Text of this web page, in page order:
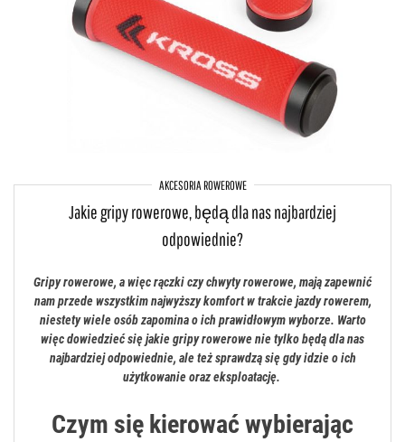
AKCESORIA ROWEROWE
Jakie gripy rowerowe, będą dla nas najbardziej
odpowiednie?
Gripy rowerowe, a więc rączki czy chwyty rowerowe, mają zapewnić
nam przede wszystkim najwyższy komfort w trakcie jazdy rowerem,
niestety wiele osób zapomina o ich prawidłowym wyborze. Warto
więc dowiedzieć się jakie gripy rowerowe nie tylko będą dla nas
najbardziej odpowiednie, ale też sprawdzą się gdy idzie o ich
użytkowanie oraz eksploatację.
Czym się kierować wybierając